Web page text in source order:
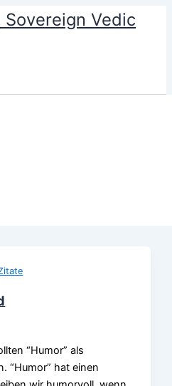
Vedic
“Humor” als
“Humor” hat einen